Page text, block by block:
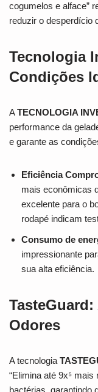
cogumelos e alface”
reduzir o desperdício
Tecnologia
Condições
ATECNOLOGIA
performance da
e garante as
Eficiência
mais econômicas
excelente para o
rodapé indicam
Consumo de
impressionante
sua alta eficiência.
Odores
A tecnologia
“Elimina até 9x⁵
bactérias, garantindo